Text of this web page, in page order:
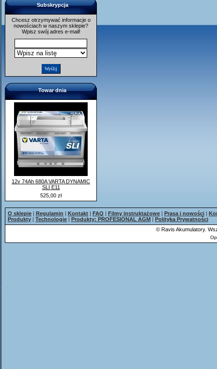
Subskrypcja
Chcesz otrzymywać informacje o
nowościach w naszym sklepie?
Wpisz swój adres e-mail!
Towar dnia
12v 74Ah 680A VARTA DYNAMIC
SLI E11
525,00 zł
O sklepie | Regulamin | Kontakt | FAQ | Filmy instruktażowe | Prasa i nowości |
Produkty | Technologie | Produkty: PROFESIONAL AGM | Polityka Prywatności
© Ravis Akumulatory.